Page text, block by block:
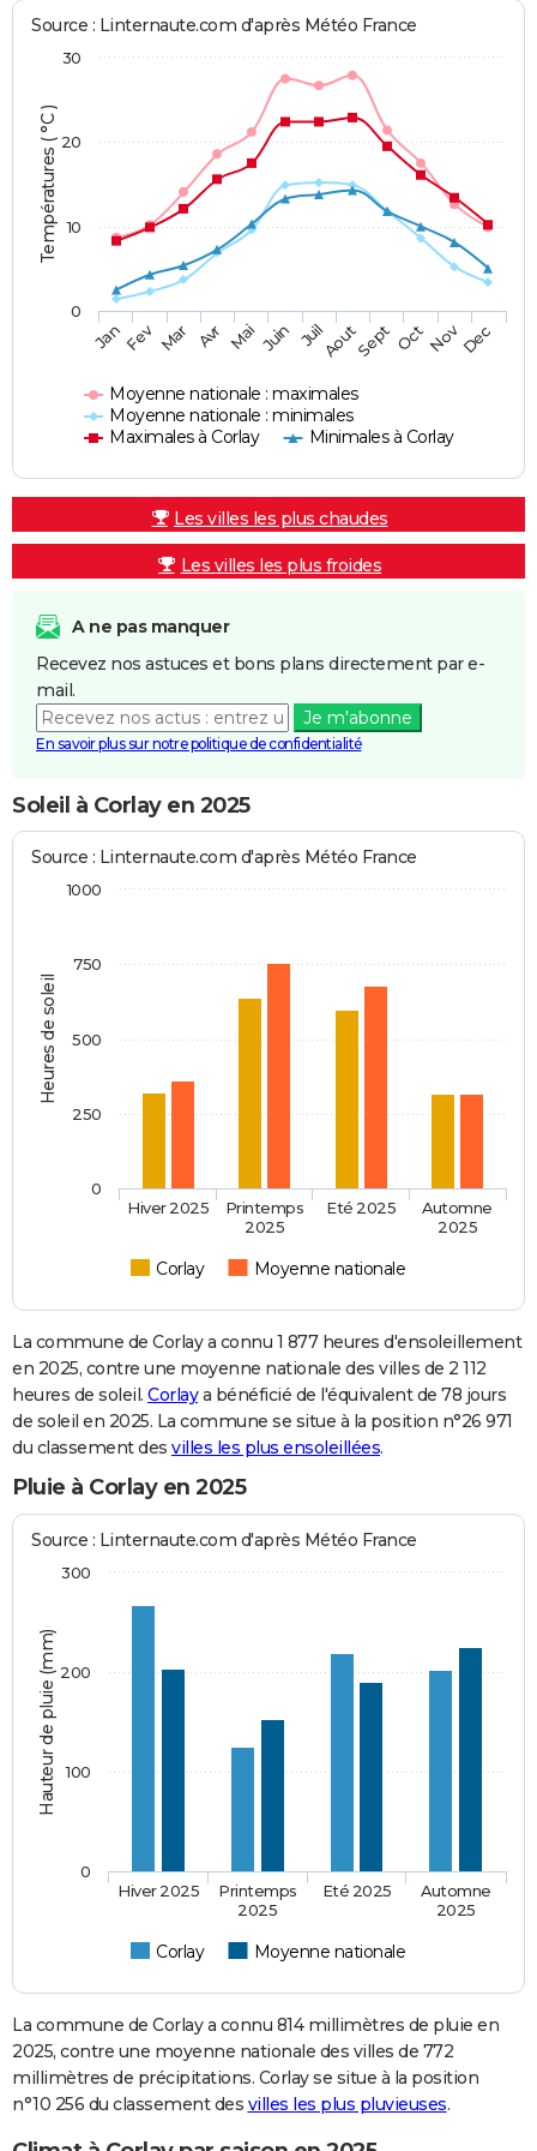
Températures ( °C )
Source : Linternaute.com d'après Météo France
Moyenne nationale : maximales
Moyenne nationale : minimales
Maximales à Corlay
Minimales à Corlay
JanFev Mar Avr Mai Juin JuilAoutSept OctNovDec
0
10
20
30
Les villes les plus chaudes
Les villes les plus froides
A ne pas manquer
Recevez nos astuces et bons plans directement par e-
mail.
Je m'abonne
En savoir plus sur notre politique de confidentialité
Soleil à Corlay en 2025
Heures de soleil
Source : Linternaute.com d'après Météo France
Corlay Moyenne nationale
Hiver 2025
Printemps
2025
Eté 2025
Automne
2025
0
250
500
750
1000
La commune de Corlay a connu 1 877 heures d'ensoleillement
en 2025, contre une moyenne nationale des villes de 2 112
heures de soleil. Corlaya bénéficié de l'équivalent de 78 jours
de soleil en 2025. La commune se situe à la position n°26 971
du classement des villes les plus ensoleillées.
Pluie à Corlay en 2025
Hauteur de pluie (mm)
Source : Linternaute.com d'après Météo France
Corlay Moyenne nationale
Hiver 2025
Printemps
2025
Eté 2025
Automne
2025
0
100
200
300
La commune de Corlay a connu 814 millimètres de pluie en
2025, contre une moyenne nationale des villes de 772
millimètres de précipitations. Corlay se situe à la position
n°10 256 du classement des villes les plus pluvieuses.